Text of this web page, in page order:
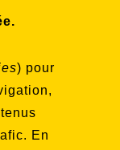
) pour
En